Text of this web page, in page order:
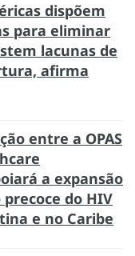
dispõem
para eliminar
lacunas de
afirma
entre a OPAS
a expansão
do HIV
e no Caribe